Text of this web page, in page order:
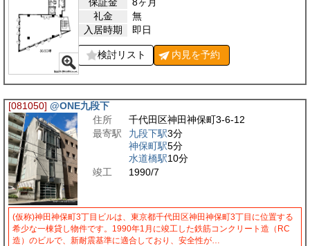
礼金
無
入居時期
即日
検討リスト 内見を予約
[081050] @ONE九段下
住所
千代田区神田神保町3-6-12
最寄駅
九段下駅3分
神保町駅5分
水道橋駅10分
竣工
1990/7
(仮称)神田神保町3丁目ビルは、東京都千代田区神田神保町3丁目に位置する
希少な一棟貸し物件です。1990年1月に竣工した鉄筋コンクリート造（RC
造）のビルで、新耐震基準に適合しており、安全性が…